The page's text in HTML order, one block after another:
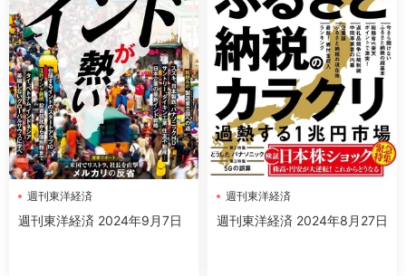
週刊東洋経済
週刊東洋経済 2024年9月7日
週刊東洋経済
週刊東洋経済 2024年8月27日